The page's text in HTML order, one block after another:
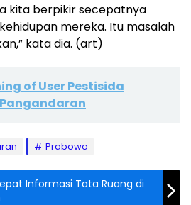
kita berpikir secepatnya
mereka. Itu masalah
kata dia. (art)
of User Pestisida
Prabowo
Informasi Tata Ruang di